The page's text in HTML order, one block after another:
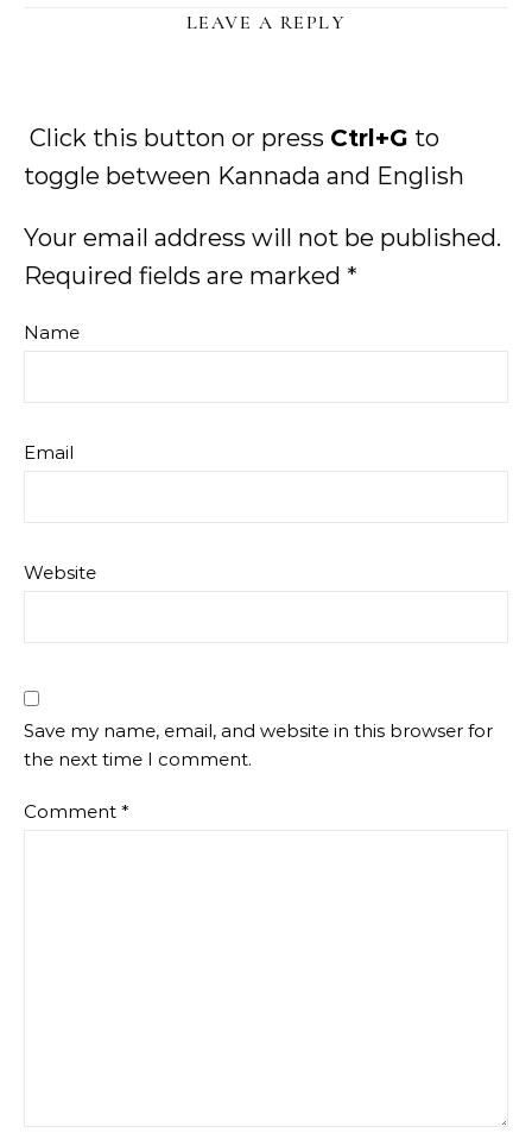
LEAVE A REPLY
Click this button or press Ctrl+G to
toggle between Kannada and English
Your email address will not be published.
Required fields are marked *
Name
Email
Website
Save my name, email, and website in this browser for
the next time I comment.
Comment *